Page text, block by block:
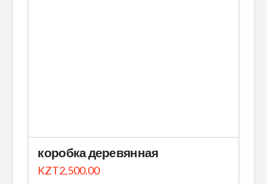
коробка деревянная
KZT2,500.00